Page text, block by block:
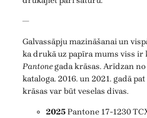
—
Galvassāpju mazināšanai un
ka drukā uz papīra mums viss ir
Pantonegada krāsas. Arīdzan
kataloga. 2016. un 2021. gadā
krāsas var būt veselas divas.
2025Pantone 17-1230